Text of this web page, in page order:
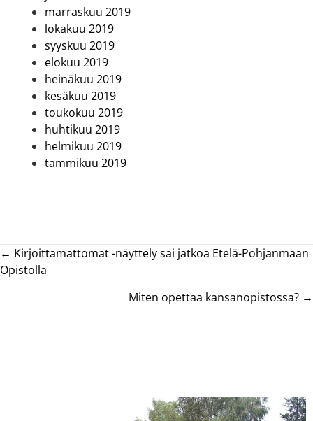
marraskuu 2019
lokakuu 2019
syyskuu 2019
elokuu 2019
heinäkuu 2019
kesäkuu 2019
toukokuu 2019
huhtikuu 2019
helmikuu 2019
tammikuu 2019
Posts
navigation
← Kirjoittamattomat -näyttely sai jatkoa Etelä-Pohjanmaan
Opistolla
Miten opettaa kansanopistossa? →